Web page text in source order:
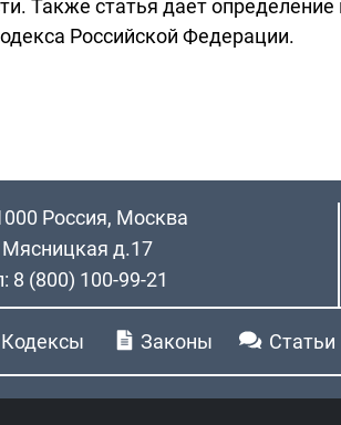
Также статья дает
Российской Федерации.
Россия, Москва
Мясницкая д.17
8 (800) 100-99-21
Кодексы Законы Статьи